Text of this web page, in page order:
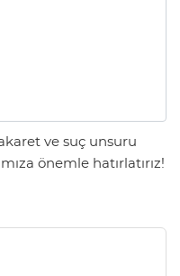
ve suç unsuru
önemle hatırlatırız!